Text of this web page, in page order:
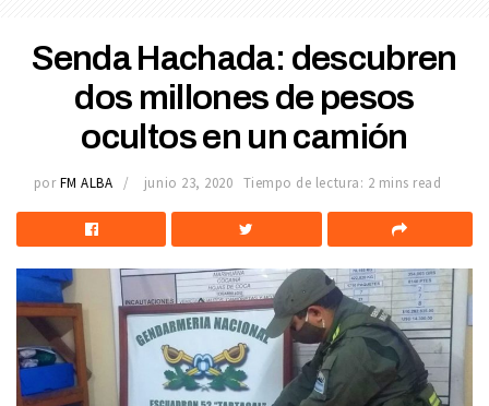
Senda Hachada: descubren
dos millones de pesos
ocultos en un camión
por FM ALBA junio 23, 2020 Tiempo de lectura: 2 mins read